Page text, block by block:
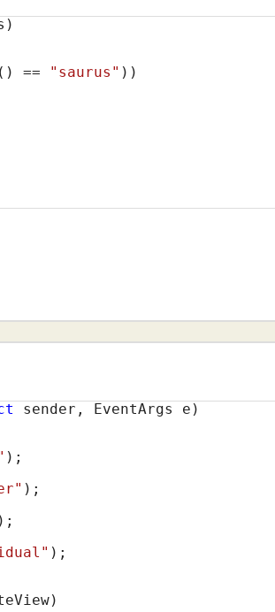
== "saurus" ))
sender, EventArgs e)
);
);
);
);